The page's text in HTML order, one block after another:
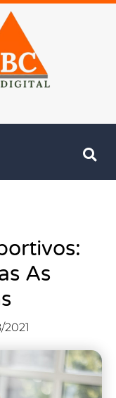
As
2021